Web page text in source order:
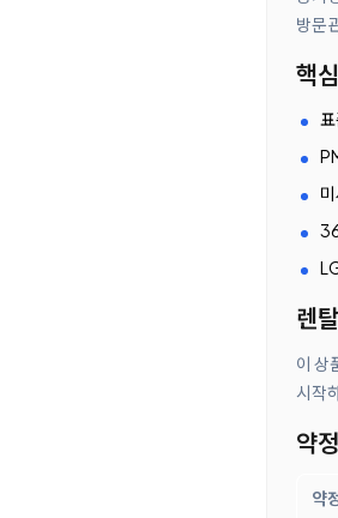
방문
핵
렌
이 상
시작
약
약